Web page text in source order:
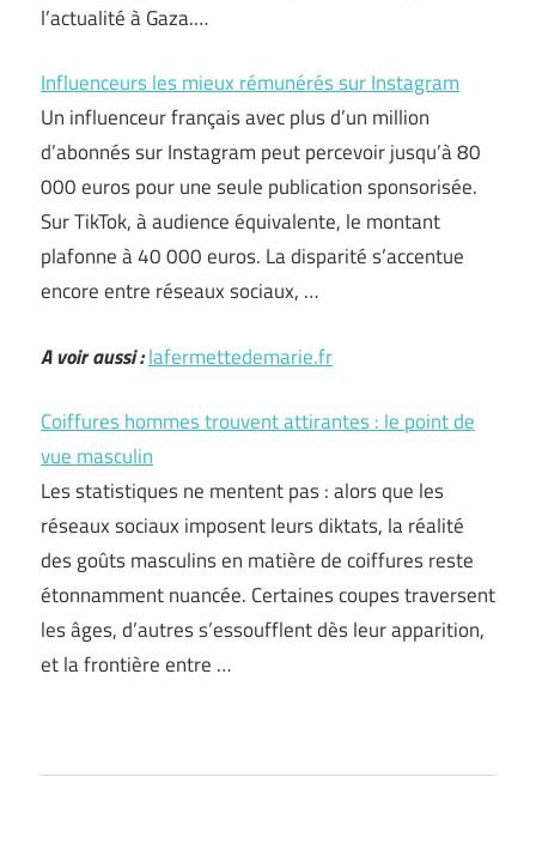
l’actualité à Gaza.…
Influenceurs les mieux rémunérés sur Instagram
Un influenceur français avec plus d’un million
d’abonnés sur Instagram peut percevoir jusqu’à 80
000 euros pour une seule publication sponsorisée.
Sur TikTok, à audience équivalente, le montant
plafonne à 40 000 euros. La disparité s’accentue
encore entre réseaux sociaux, …
A voir aussi :lafermettedemarie.fr
Coiffures hommes trouvent attirantes : le point de
vue masculin
Les statistiques ne mentent pas : alors que les
réseaux sociaux imposent leurs diktats, la réalité
des goûts masculins en matière de coiffures reste
étonnamment nuancée. Certaines coupes traversent
les âges, d’autres s’essoufflent dès leur apparition,
et la frontière entre …